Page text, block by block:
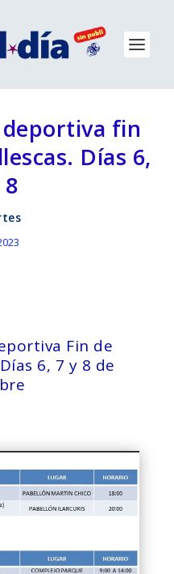
fin
Días 6,
8
Fin de
6, 7 y 8 de